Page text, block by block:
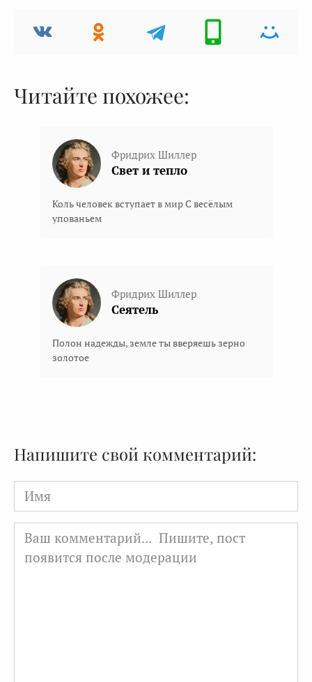
Читайте похожее:
Фридрих Шиллер
Свет и тепло
Коль человек вступает в мир С весёлым
упованьем
Фридрих Шиллер
Сеятель
Полон надежды, земле ты вверяешь зерно
золотое
Напишите свой комментарий:
Имя